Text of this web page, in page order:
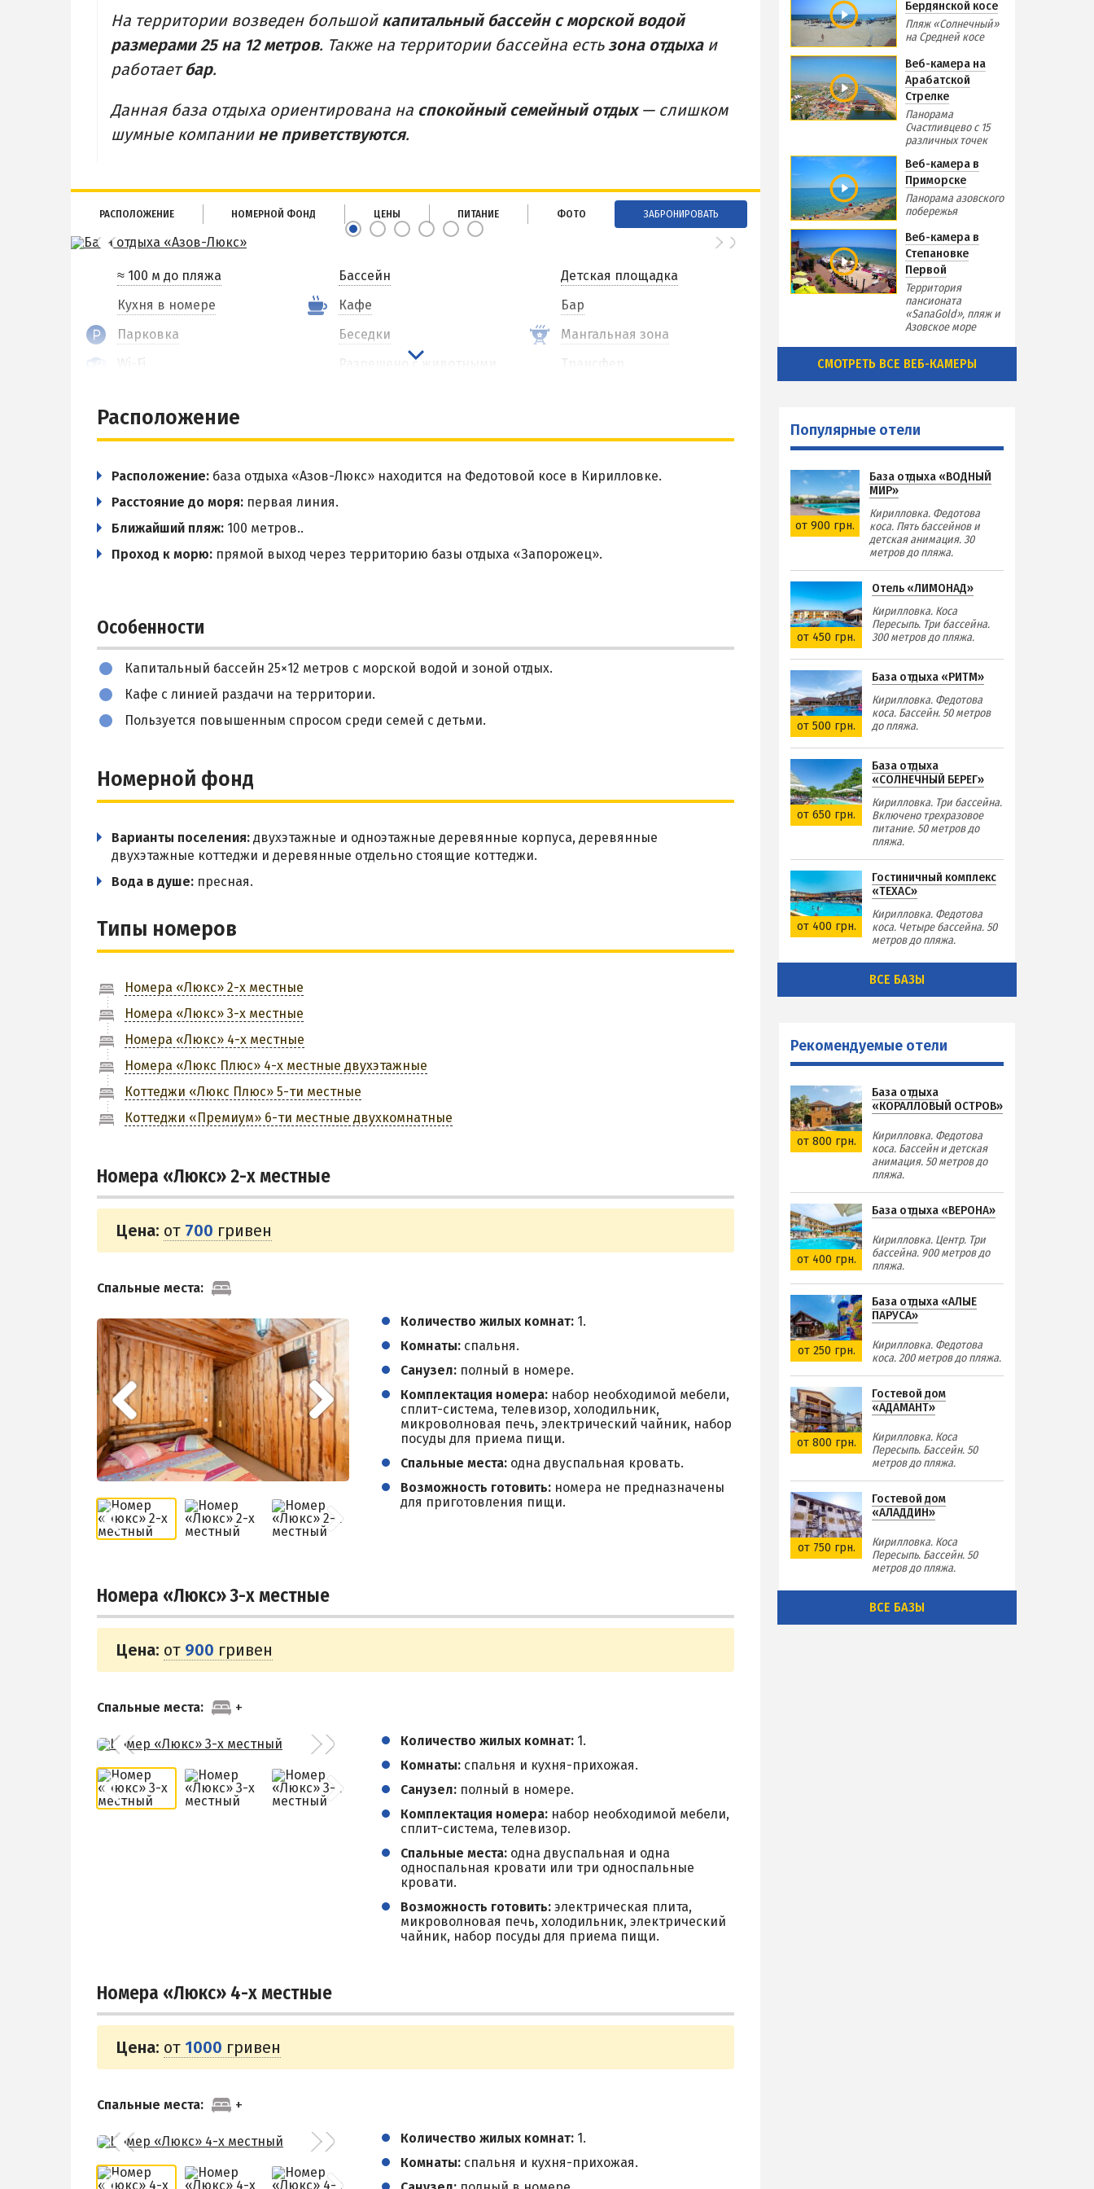
На территории возведен большой капитальный бассейн с морской водой
размерами 25 на 12 метров. Также на территории бассейна естьзона отдыхаи
работаетбар.
Данная база отдыха ориентирована на спокойный семейный отдых— слишком
шумные компании не приветствуются.
РАСПОЛОЖЕНИЕ НОМЕРНОЙ ФОНД ЦЕНЫ ПИТАНИЕ ФОТО ЗАБРОНИРОВАТЬ
≈ 100 м до пляжа Бассейн
Детская площадка
Кухня в номере
Кафе
Бар
Парковка
Беседки
Мангальная зона
Wi-Fi
Разрешено с животными Трансфер
Расположение
Расположение: база отдыха «Азов-Люкс» находится на Федотовой косе в Кирилловке.
Расстояние до моря: первая линия.
Ближайший пляж: 100 метров..
Проход к морю: прямой выход через территорию базы отдыха «Запорожец».
Особенности
Капитальный бассейн 25×12 метров с морской водой и зоной отдых.
Кафе с линией раздачи на территории.
Пользуется повышенным спросом среди семей с детьми.
Номерной фонд
Варианты поселения: двухэтажные и одноэтажные деревянные корпуса, деревянные
двухэтажные коттеджи и деревянные отдельно стоящие коттеджи.
Вода в душе: пресная.
Типы номеров
Номера «Люкс» 2-х местные
Номера «Люкс» 3-х местные
Номера «Люкс» 4-х местные
Номера «Люкс Плюс» 4-х местные двухэтажные
Коттеджи «Люкс Плюс» 5-ти местные
Коттеджи «Премиум» 6-ти местные двухкомнатные
Номера «Люкс» 2-х местные
Цена: от 700 гривен
Спальные места:
Количество жилых комнат: 1.
Комнаты: спальня.
Санузел: полный в номере.
Комплектация номера: набор необходимой мебели,
сплит-система, телевизор, холодильник,
микроволновая печь, электрический чайник, набор
посуды для приема пищи.
Спальные места: одна двуспальная кровать.
Возможность готовить: номера не предназначены
для приготовления пищи.
Номера «Люкс» 3-х местные
Цена: от 900 гривен
Спальные места:
Количество жилых комнат: 1.
Комнаты: спальня и кухня-прихожая.
Санузел: полный в номере.
Комплектация номера: набор необходимой мебели,
сплит-система, телевизор.
Спальные места: одна двуспальная и одна
односпальная кровати или три односпальные
кровати.
Возможность готовить: электрическая плита,
микроволновая печь, холодильник, электрический
чайник, набор посуды для приема пищи.
Номера «Люкс» 4-х местные
Цена: от 1000 гривен
Спальные места:
Количество жилых комнат: 1.
Комнаты: спальня и кухня-прихожая.
Бердянской косе
Пляж «Солнечный»
на Средней косе
Веб-камера на
Арабатской
Стрелке
Панорама
Счастливцево с 15
различных точек
Веб-камера в
Приморске
Панорама азовского
побережья
Веб-камера в
Степановке
Первой
Территория
пансионата
«SanaGold», пляж и
Азовское море
СМОТРЕТЬ ВСЕ ВЕБ-КАМЕРЫ
Популярные отели
от 900 грн.
База отдыха «ВОДНЫЙ
МИР»
Кирилловка. Федотова
коса. Пять бассейнов и
детская анимация. 30
метров до пляжа.
от 450 грн.
Отель «ЛИМОНАД»
Кирилловка. Коса
Пересыпь. Три бассейна.
300 метров до пляжа.
от 500 грн.
База отдыха «РИТМ»
Кирилловка. Федотова
коса. Бассейн. 50 метров
до пляжа.
от 650 грн.
База отдыха
«СОЛНЕЧНЫЙ БЕРЕГ»
Кирилловка. Три бассейна.
Включено трехразовое
питание. 50 метров до
пляжа.
от 400 грн.
Гостиничный комплекс
«ТЕХАС»
Кирилловка. Федотова
коса. Четыре бассейна. 50
метров до пляжа.
ВСЕ БАЗЫ
Рекомендуемые отели
от 800 грн.
База отдыха
«КОРАЛЛОВЫЙ ОСТРОВ»
Кирилловка. Федотова
коса. Бассейн и детская
анимация. 50 метров до
пляжа.
от 400 грн.
База отдыха «ВЕРОНА»
Кирилловка. Центр. Три
бассейна. 900 метров до
пляжа.
от 250 грн.
База отдыха «АЛЫЕ
ПАРУСА»
Кирилловка. Федотова
коса. 200 метров до пляжа.
от 800 грн.
Гостевой дом
«АДАМАНТ»
Кирилловка. Коса
Пересыпь. Бассейн. 50
метров до пляжа.
от 750 грн.
Гостевой дом
«АЛАДДИН»
Кирилловка. Коса
Пересыпь. Бассейн. 50
метров до пляжа.
ВСЕ БАЗЫ